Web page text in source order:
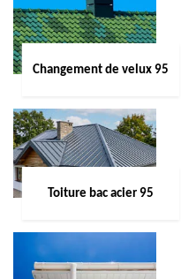
Changement de velux 95
Toiture bac acier 95